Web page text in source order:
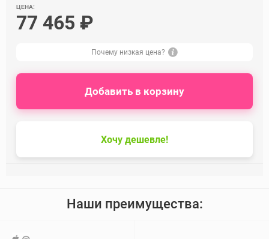
ЦЕНА:
77 465 ₽
Почему низкая цена?
Хочу дешевле!
Добавить в корзину
Наши преимущества: